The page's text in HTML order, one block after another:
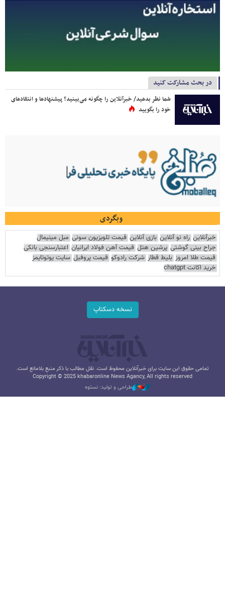
در بحث مشارکت کنید
شما نظر بدهید/ خبرآنلاین را چگونه می‌بینید؟ پیشنهادها و انتقادهای
خود را بگویید
وبگردی
خبرآنلاین راه نو آنلاین بازی آنلاین قیمت تلویزیون سونی مبل مینیمال
جراح بینی گوشتی پرشین هتل قیمت آهن فولاد ایرانیان اعتبارسنجی بانکی
قیمت طلا امروز بلیط قطار شرکت رادوکو قیمت پروفیل سایت یوتوتایمز
خرید اکانت chatgpt
نسخه دسکتاپ
تمامی حقوق این سایت برای خبرآنلاین محفوظ است. نقل مطالب با ذکر منبع بلامانع است.
Copyright © 2025 khabaronline News Agancy, All rights reserved
طراحی و تولید: نستوه